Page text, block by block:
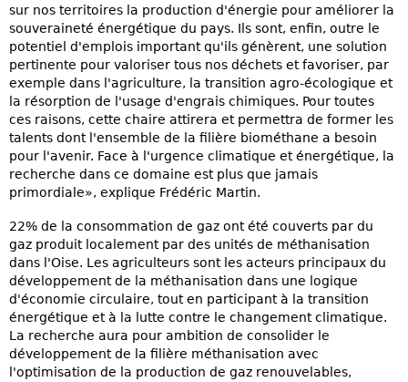
sur nos territoires la production d'énergie pour améliorer la
souveraineté énergétique du pays. Ils sont, enfin, outre le
potentiel d'emplois important qu'ils génèrent, une solution
pertinente pour valoriser tous nos déchets et favoriser, par
exemple dans l'agriculture, la transition agro-écologique et
la résorption de l'usage d'engrais chimiques. Pour toutes
ces raisons, cette chaire attirera et permettra de former les
talents dont l'ensemble de la filière biométhane a besoin
pour l'avenir. Face à l'urgence climatique et énergétique, la
recherche dans ce domaine est plus que jamais
primordiale», explique Frédéric Martin.
22% de la consommation de gaz ont été couverts par du
gaz produit localement par des unités de méthanisation
dans l'Oise. Les agriculteurs sont les acteurs principaux du
développement de la méthanisation dans une logique
d'économie circulaire, tout en participant à la transition
énergétique et à la lutte contre le changement climatique.
La recherche aura pour ambition de consolider le
développement de la filière méthanisation avec
l'optimisation de la production de gaz renouvelables,